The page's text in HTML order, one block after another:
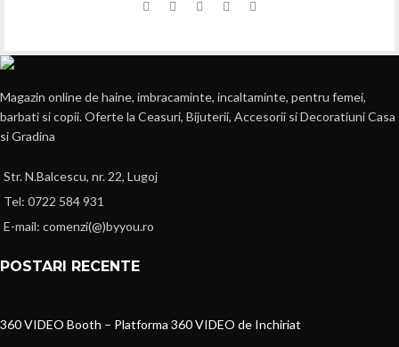
Magazin online de haine, imbracaminte, incaltaminte, pentru femei,
barbati si copii. Oferte la Ceasuri, Bijuterii, Accesorii si Decoratiuni Casa
si Gradina
Str. N.Balcescu, nr. 22, Lugoj
Tel: 0722 584 931
E-mail: comenzi(@)byyou.ro
POSTARI RECENTE
360 VIDEO Booth – Platforma 360 VIDEO de Inchiriat